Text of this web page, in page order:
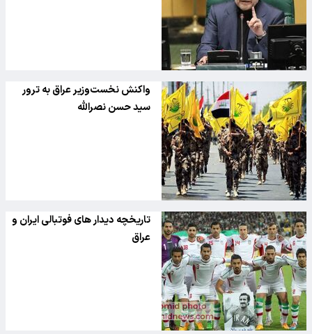
واکنش نخست‌وزیر عراق به ترور
سید حسن نصرالله
تاریخچه دیدار های فوتبالی ایران و
عراق